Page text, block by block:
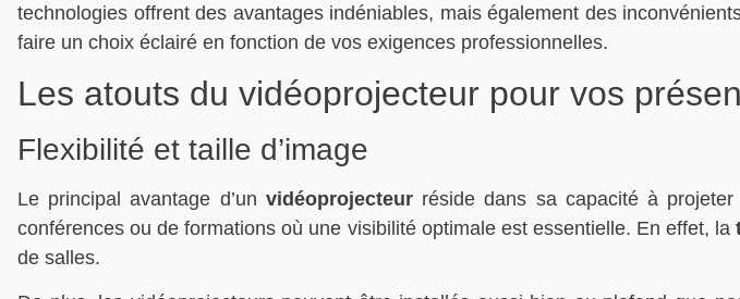
technologies offrent des avantages indéniables, mais également des
faire un choix éclairé en fonction de vos exigences professionnelles.
Les atouts du vidéoprojecteur pour vos
Flexibilité et taille d’image
Le principal avantage d’un vidéoprojecteurréside dans sa capacité à
conférences ou de formations où une visibilité optimale est essentielle. En effet, la
de salles.